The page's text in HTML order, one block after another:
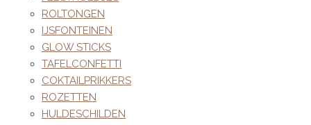
ROLTONGEN
IJSFONTEINEN
GLOW STICKS
TAFELCONFETTI
COKTAILPRIKKERS
ROZETTEN
HULDESCHILDEN